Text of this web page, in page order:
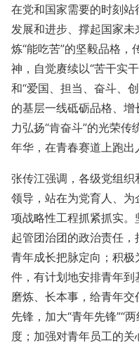
在党和国家需要的时刻
发展和进步、撑起国家
炼“能吃苦”的坚毅品格
神，自觉赓续以“苦干实
和“爱国、担当、奋斗、
的基层一线砥砺品格、
力弘扬“肯奋斗”的光荣
年华，在青春赛道上跑出
张传江强调，各级党组
领导，站在为党育人、
项战略性工程抓紧抓实
起管团治团的政治责任
青年成长把脉定向；积
件，有计划地安排青年
磨炼、长本事，给青年
先锋，加大“青年先锋”“
度；加强对青年员工的